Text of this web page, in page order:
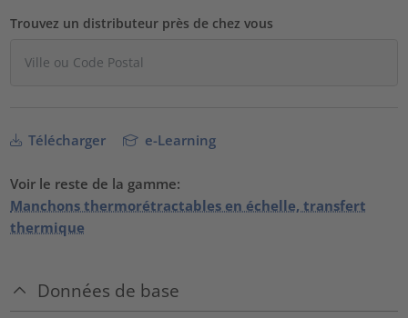
Trouvez un distributeur près de chez vous
Télécharger e-Learning
Voir le reste de la gamme:
Manchons thermorétractables en échelle, transfert
thermique
Données de base